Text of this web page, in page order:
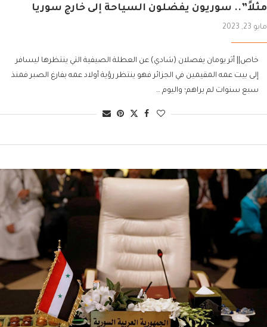
مثلاً”.. سوريون يفضلون السياحة إلى خارج سوريا
مايو 23, 2023
خاص|| أثر يومان يفصلان (شادي) عن العطلة الصيفية التي ينتظرها ليسافر
إلى بيت عمه المقيمين في الجزائر فهو ينتظر رؤية أولاد عمه بفارغ الصبر فمنذ
سبع سنوات لم يراهم؛ واليوم …